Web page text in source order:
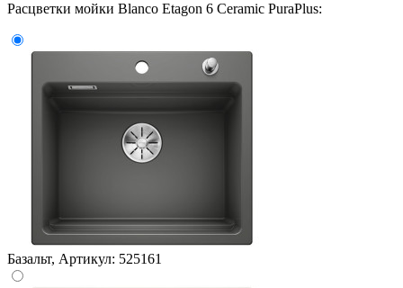
Расцветки мойки Blanco Etagon 6 Ceramic PuraPlus:
Базальт, Артикул: 525161